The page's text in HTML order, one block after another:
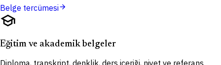
Belge tercümesiarrow_forward
school
Eğitim ve akademik belgeler
Diploma, transkript, denklik, ders içeriği, niyet ve referans